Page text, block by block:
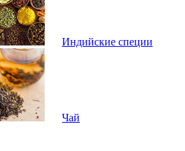
Индийские специи
Чай